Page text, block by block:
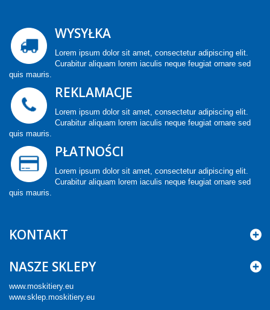
WYSYŁKA
Lorem ipsum dolor sit amet, consectetur adipiscing elit.
Curabitur aliquam lorem iaculis neque feugiat ornare sed
quis mauris.
REKLAMACJE
Lorem ipsum dolor sit amet, consectetur adipiscing elit.
Curabitur aliquam lorem iaculis neque feugiat ornare sed
quis mauris.
PŁATNOŚCI
Lorem ipsum dolor sit amet, consectetur adipiscing elit.
Curabitur aliquam lorem iaculis neque feugiat ornare sed
quis mauris.
KONTAKT
NASZE SKLEPY
www.moskitiery.eu
www.sklep.moskitiery.eu